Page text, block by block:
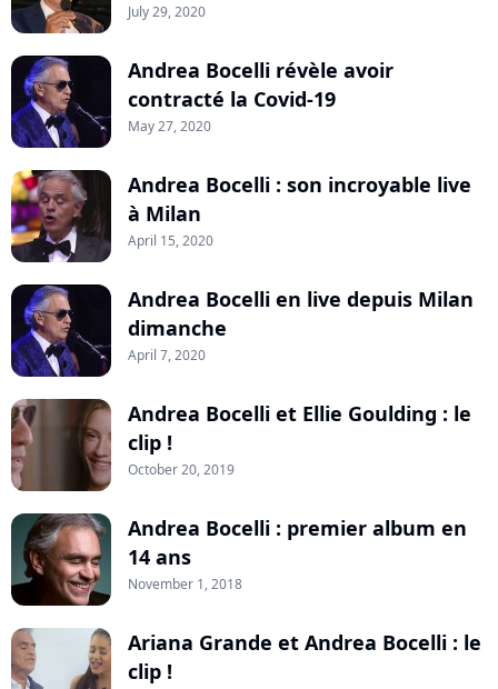
July 29, 2020
Andrea Bocelli révèle avoir
contracté la Covid-19
May 27, 2020
Andrea Bocelli : son incroyable live
à Milan
April 15, 2020
Andrea Bocelli en live depuis Milan
dimanche
April 7, 2020
Andrea Bocelli et Ellie Goulding : le
clip !
October 20, 2019
Andrea Bocelli : premier album en
14 ans
November 1, 2018
Ariana Grande et Andrea Bocelli : le
clip !